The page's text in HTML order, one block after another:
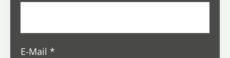
E-Mail*